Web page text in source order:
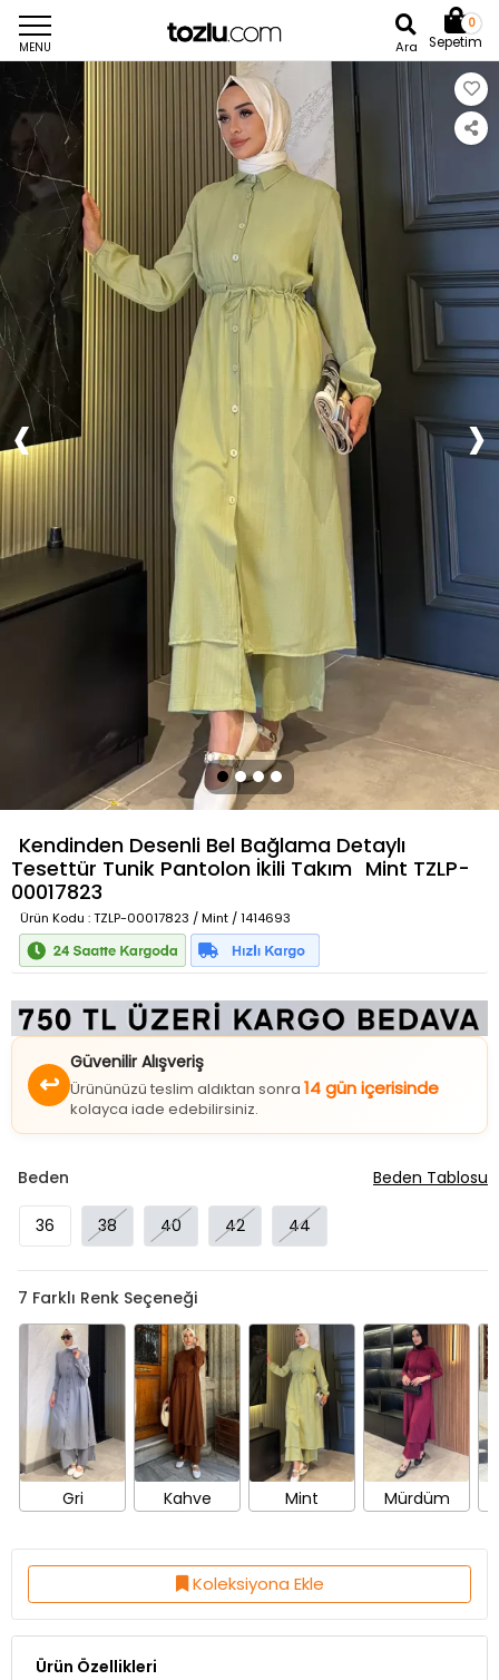
MENU Ara
0
Sepetim
Kendinden Desenli Bel Bağlama Detaylı
Tesettür Tunik Pantolon İkili Takım Mint TZLP-
00017823
Ürün Kodu : TZLP-00017823 / Mint / 1414693
↩
Güvenilir Alışveriş
Ürününüzü teslim aldıktan sonra 14 gün içerisinde
kolayca iade edebilirsiniz.
Beden
36 38 40 42 44
Beden Tablosu
7 Farklı Renk Seçeneği
Gri Kahve Mint Mürdüm
Koleksiyona Ekle
Ürün Özellikleri